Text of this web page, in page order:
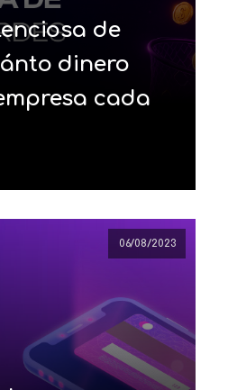
de
dinero
cada
06/08/2023